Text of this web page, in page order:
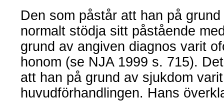
Den som påstår att han på
normalt stödja sitt påstående
grund av angiven diagnos varit
honom (se NJA 1999 s. 715).
att han på grund av sjukdom
huvudförhandlingen. Hans